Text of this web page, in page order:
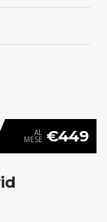
AL
MESE €449